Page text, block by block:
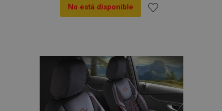
No está disponible
Lista
de
Deseos